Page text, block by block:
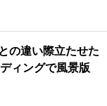
の違い際立たせた
ィングで風景版